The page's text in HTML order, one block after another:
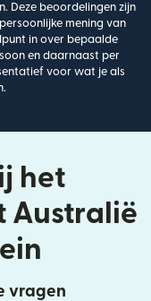
Deze beoordelingen zijn
mening van
in over bepaalde
en daarnaast per
voor wat je als
het
Australië
vragen